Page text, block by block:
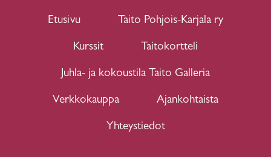
Etusivu Taito Pohjois-Karjala ry
Kurssit Taitokortteli
Juhla- ja kokoustila Taito Galleria
Verkkokauppa Ajankohtaista
Yhteystiedot